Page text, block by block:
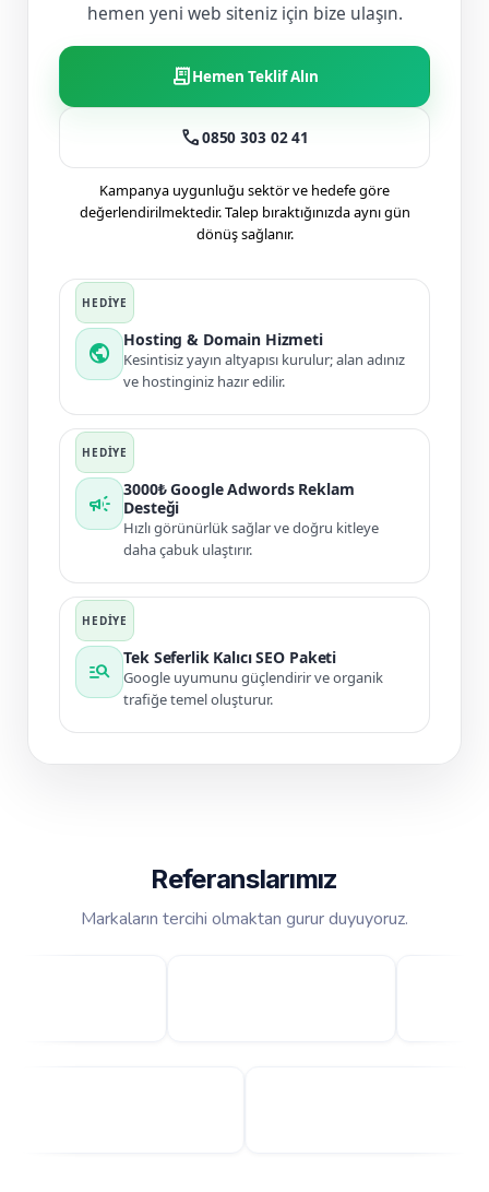
hemen yeni web siteniz için bize ulaşın.
receipt_longHemen Teklif Alın
call0850 303 02 41
Kampanya uygunluğu sektör ve hedefe göre
değerlendirilmektedir. Talep bıraktığınızda aynı gün
dönüş sağlanır.
public
Hosting & Domain Hizmeti
Kesintisiz yayın altyapısı kurulur; alan adınız
ve hostinginiz hazır edilir.
campaign
3000₺ Google Adwords Reklam
Desteği
Hızlı görünürlük sağlar ve doğru kitleye
daha çabuk ulaştırır.
manage_search
Tek Seferlik Kalıcı SEO Paketi
Google uyumunu güçlendirir ve organik
trafiğe temel oluşturur.
Referanslarımız
Markaların tercihi olmaktan gurur duyuyoruz.